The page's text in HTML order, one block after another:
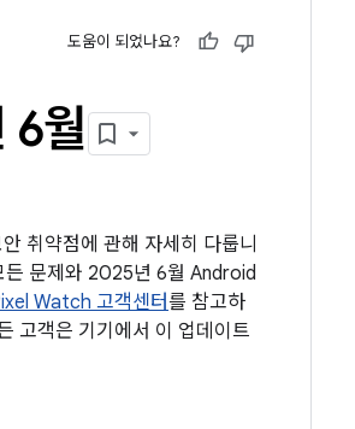
도움이 되었나요?
월
취약점에 관해 자세히 다룹니
문제와 2025년 6월 Android
Watch 고객센터를 참고하
고객은 기기에서 이 업데이트